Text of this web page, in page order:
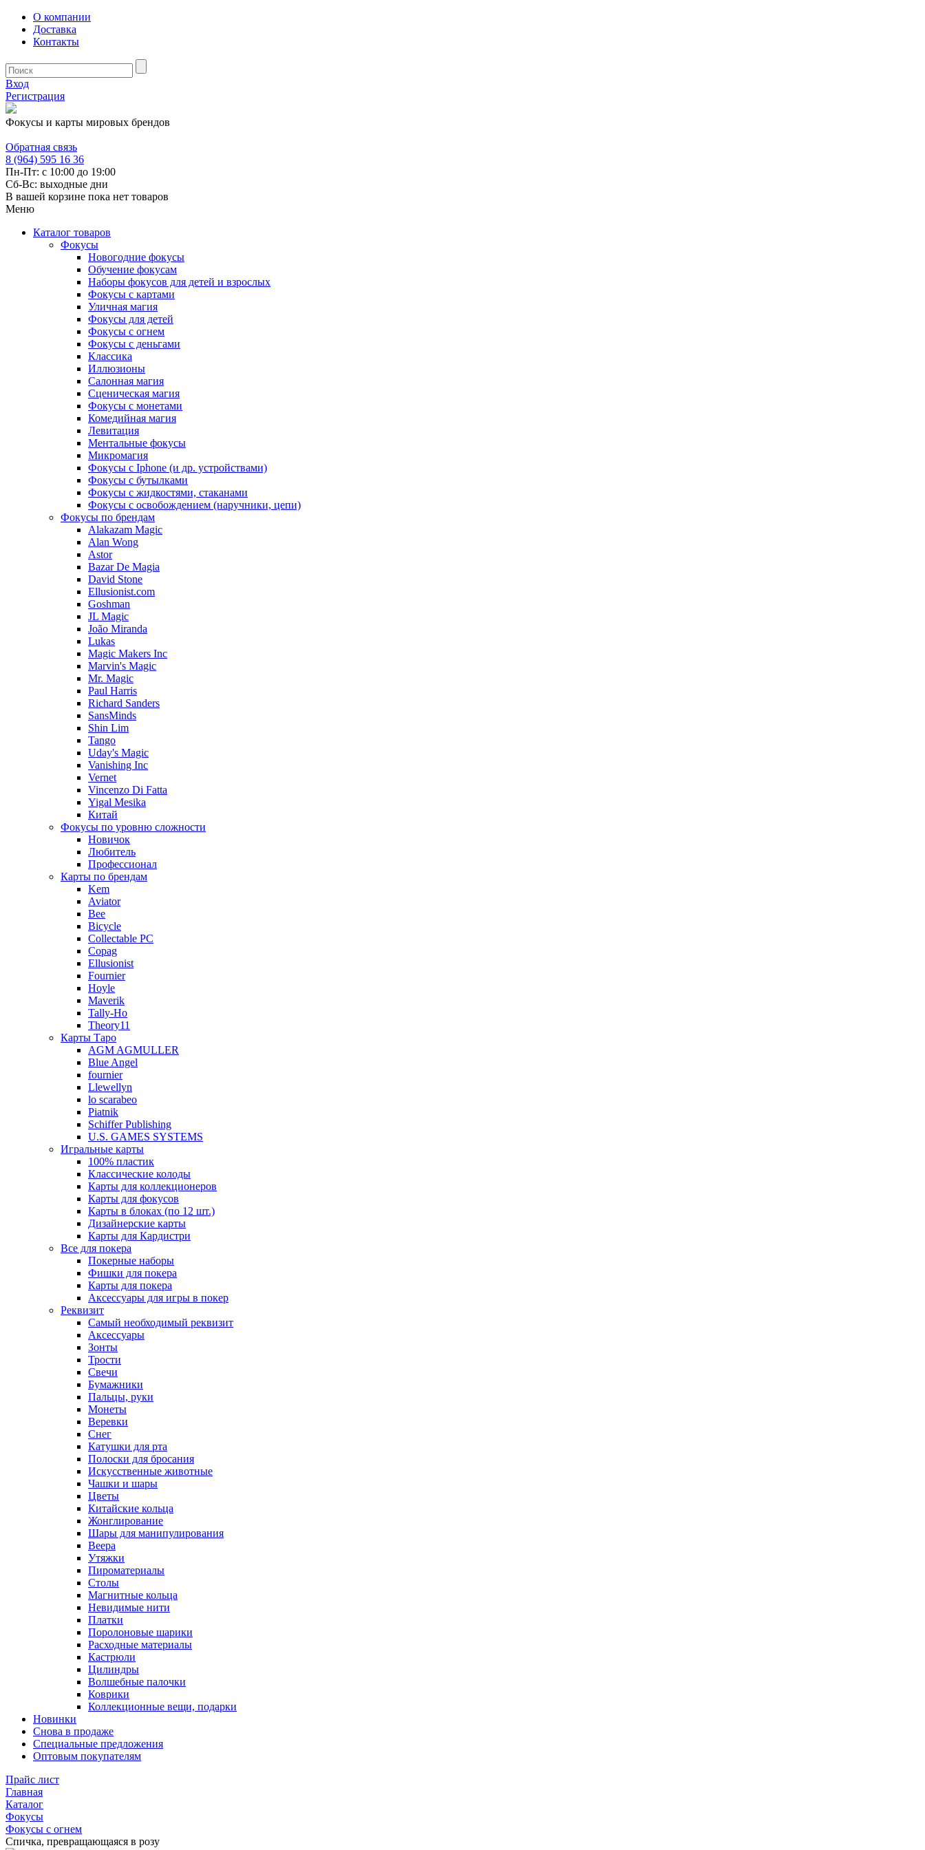
О компании
Доставка
Контакты
Вход
Регистрация
Фокусы и карты мировых брендов
Обратная связь
8 (964) 595 16 36
Пн-Пт: с 10:00 до 19:00
Сб-Вс: выходные дни
В вашей корзине пока нет товаров
Меню
Каталог товаров
Фокусы
Новогодние фокусы
Обучение фокусам
Наборы фокусов для детей и взрослых
Фокусы с картами
Уличная магия
Фокусы для детей
Фокусы с огнем
Фокусы с деньгами
Классика
Иллюзионы
Салонная магия
Сценическая магия
Фокусы с монетами
Комедийная магия
Левитация
Ментальные фокусы
Микромагия
Фокусы с Iphone (и др. устройствами)
Фокусы с бутылками
Фокусы с жидкостями, стаканами
Фокусы с освобождением (наручники, цепи)
Фокусы по брендам
Alakazam Magic
Alan Wong
Astor
Bazar De Magia
David Stone
Ellusionist.com
Goshman
JL Magic
João Miranda
Lukas
Magic Makers Inc
Marvin's Magic
Mr. Magic
Paul Harris
Richard Sanders
SansMinds
Shin Lim
Tango
Uday's Magic
Vanishing Inc
Vernet
Vincenzo Di Fatta
Yigal Mesika
Китай
Фокусы по уровню сложности
Новичок
Любитель
Профессионал
Карты по брендам
Kem
Aviator
Bee
Bicycle
Collectable PC
Copag
Ellusionist
Fournier
Hoyle
Maverik
Tally-Ho
Theory11
Карты Таро
AGM AGMULLER
Blue Angel
fournier
Llewellyn
lo scarabeo
Piatnik
Schiffer Publishing
U.S. GAMES SYSTEMS
Игральные карты
100% пластик
Классические колоды
Карты для коллекционеров
Карты для фокусов
Карты в блоках (по 12 шт.)
Дизайнерские карты
Карты для Кардистри
Все для покера
Покерные наборы
Фишки для покера
Карты для покера
Аксессуары для игры в покер
Реквизит
Самый необходимый реквизит
Аксессуары
Зонты
Трости
Свечи
Бумажники
Пальцы, руки
Монеты
Веревки
Снег
Катушки для рта
Полоски для бросания
Искусственные животные
Чашки и шары
Цветы
Китайские кольца
Жонглирование
Шары для манипулирования
Веера
Утяжки
Пироматериалы
Столы
Магнитные кольца
Невидимые нити
Платки
Поролоновые шарики
Расходные материалы
Кастрюли
Цилиндры
Волшебные палочки
Коврики
Коллекционные вещи, подарки
Новинки
Снова в продаже
Специальные предложения
Оптовым покупателям
Прайс лист
Главная
Каталог
Фокусы
Фокусы с огнем
Спичка, превращающаяся в розу